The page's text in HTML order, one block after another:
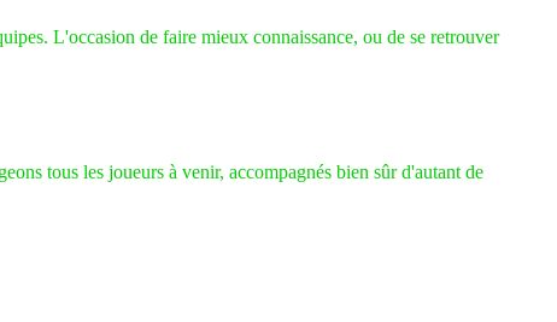
L'occasion de faire mieux connaissance, ou de se retrouver
tous les joueurs à venir, accompagnés bien sûr d'autant de